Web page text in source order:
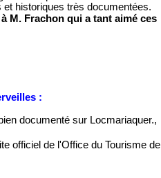
historiques très documentées.
M. Frachon qui a tant aimé ces
:
documenté sur Locmariaquer.,
officiel de l'Office du Tourisme de